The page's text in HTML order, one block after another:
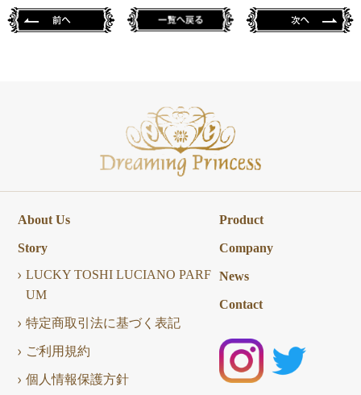
About Us
Story
LUCKY TOSHI LUCIANO PARF
UM
特定商取引法に基づく表記
ご利用規約
個人情報保護方針
Product
Company
News
Contact